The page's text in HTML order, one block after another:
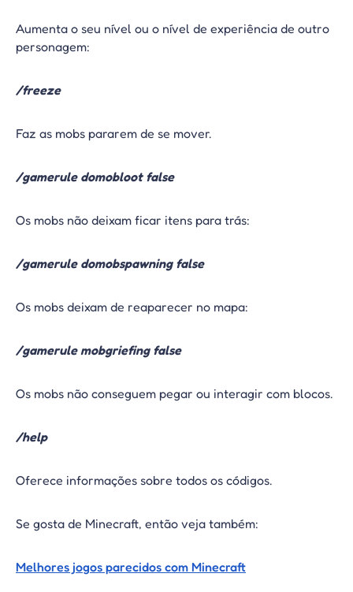
Aumenta o seu nível ou o nível de experiência de outro
personagem:
/freeze
Faz as mobs pararem de se mover.
/gamerule domobloot false
Os mobs não deixam ficar itens para trás:
/gamerule domobspawning false
Os mobs deixam de reaparecer no mapa:
/gamerule mobgriefing false
Os mobs não conseguem pegar ou interagir com blocos.
/help
Oferece informações sobre todos os códigos.
Se gosta de Minecraft, então veja também:
Melhores jogos parecidos com Minecraft